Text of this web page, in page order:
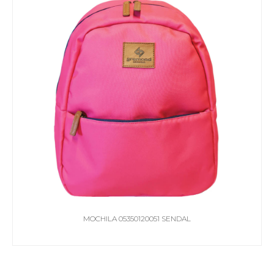
MOCHILA 05350120051 SENDAL